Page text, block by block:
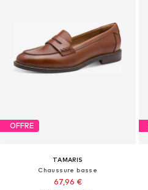
OFFRE
TAMARIS
Chaussure basse
67,96 €